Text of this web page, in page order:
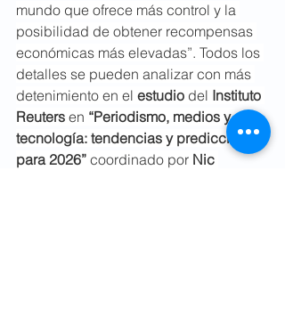
mundo que ofrece más control y la
posibilidad de obtener recompensas
económicas más elevadas”. Todos los
detalles se pueden analizar con más
detenimiento en el estudio del Instituto
Reuters en “Periodismo, medios y
tecnología: tendencias y predicciones
para 2026” coordinado por Nic